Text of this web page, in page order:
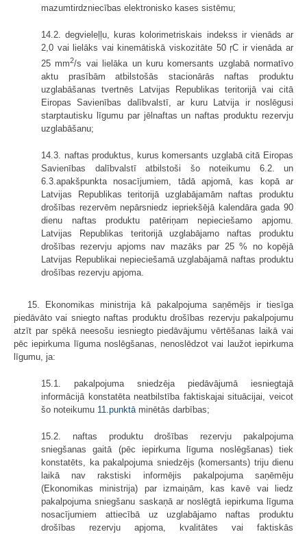
mazumtirdzniecības elektronisko kases sistēmu;
14.2. degvieleļļu, kuras kolorimetriskais indekss ir vienāds ar
2,0 vai lielāks vai kinemātiskā viskozitāte 50 ŗC ir vienāda ar
25 mm2/s vai lielāka un kuru komersants uzglabā normatīvo
aktu prasībām atbilstošās stacionārās naftas produktu
uzglabāšanas tvertnēs Latvijas Republikas teritorijā vai citā
Eiropas Savienības dalībvalstī, ar kuru Latvija ir noslēgusi
starptautisku līgumu par jēlnaftas un naftas produktu rezervju
uzglabāšanu;
14.3. naftas produktus, kurus komersants uzglabā citā Eiropas
Savienības dalībvalstī atbilstoši šo noteikumu 6.2. un
6.3.apakšpunkta nosacījumiem, tādā apjomā, kas kopā ar
Latvijas Republikas teritorijā uzglabājamām naftas produktu
drošības rezervēm nepārsniedz iepriekšējā kalendāra gada 90
dienu naftas produktu patēriņam nepieciešamo apjomu.
Latvijas Republikas teritorijā uzglabājamo naftas produktu
drošības rezervju apjoms nav mazāks par 25 % no kopējā
Latvijas Republikai nepieciešamā uzglabājamā naftas produktu
drošības rezervju apjoma.
15. Ekonomikas ministrija kā pakalpojuma saņēmējs ir tiesīga
piedāvāto vai sniegto naftas produktu drošības rezervju pakalpojumu
atzīt par spēkā neesošu iesniegto piedāvājumu vērtēšanas laikā vai
pēc iepirkuma līguma noslēgšanas, nenoslēdzot vai laužot iepirkuma
līgumu, ja:
15.1. pakalpojuma sniedzēja piedāvājumā iesniegtajā
informācijā konstatēta neatbilstība faktiskajai situācijai, veicot
šo noteikumu 11.punktā minētās darbības;
15.2. naftas produktu drošības rezervju pakalpojuma
sniegšanas gaitā (pēc iepirkuma līguma noslēgšanas) tiek
konstatēts, ka pakalpojuma sniedzējs (komersants) triju dienu
laikā nav rakstiski informējis pakalpojuma saņēmēju
(Ekonomikas ministrija) par izmaiņām, kas kavē vai liedz
pakalpojuma sniegšanu saskaņā ar noslēgtā iepirkuma līguma
nosacījumiem attiecībā uz uzglabājamo naftas produktu
drošības rezervju apjoma, kvalitātes vai faktiskās